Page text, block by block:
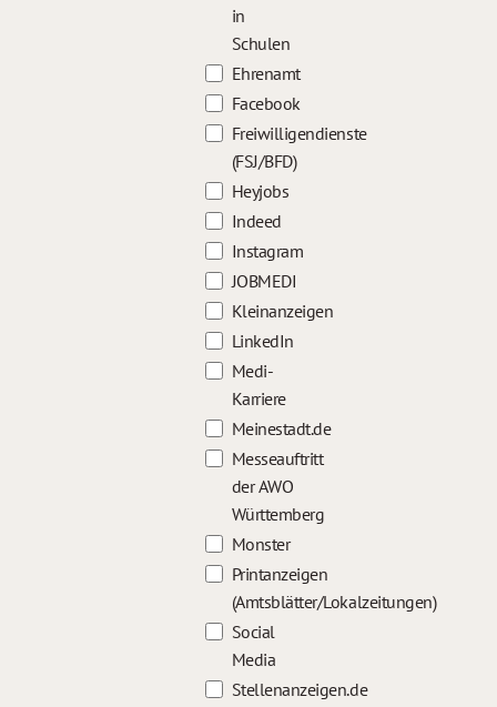
in
Schulen
Ehrenamt
Facebook
Freiwilligendienste
(FSJ/BFD)
Heyjobs
Indeed
Instagram
JOBMEDI
Kleinanzeigen
LinkedIn
Medi-
Karriere
Meinestadt.de
Messeauftritt
der AWO
Württemberg
Monster
Printanzeigen
(Amtsblätter/Lokalzeitungen)
Social
Media
Stellenanzeigen.de